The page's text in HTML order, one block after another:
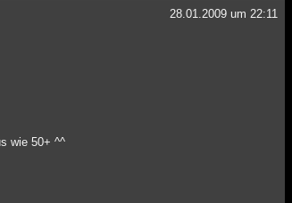
28.01.2009 um 22:11
wie 50+ ^^